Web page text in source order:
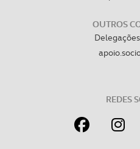
OUTROS
REDES